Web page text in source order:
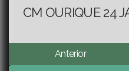
CM OURIQUE 24
Anterior